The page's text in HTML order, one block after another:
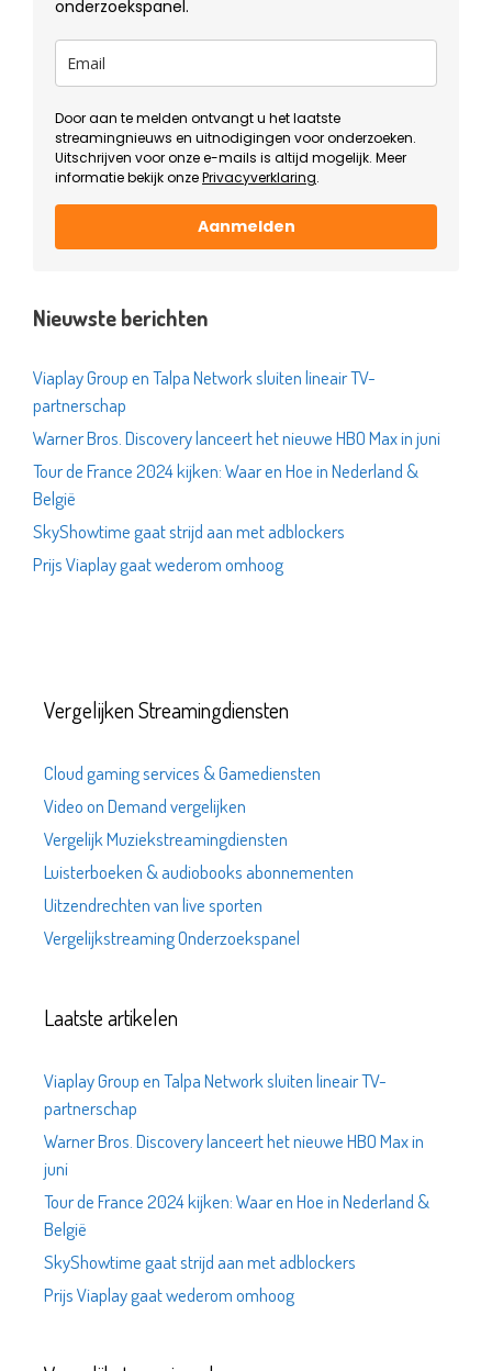
onderzoekspanel.
Door aan te melden ontvangt u het laatste
streamingnieuws en uitnodigingen voor onderzoeken.
Uitschrijven voor onze e-mails is altijd mogelijk. Meer
informatie bekijk onzePrivacyverklaring.
Aanmelden
Nieuwste berichten
Viaplay Group en Talpa Network sluiten lineair TV-
partnerschap
Warner Bros. Discovery lanceert het nieuwe HBO Max in juni
Tour de France 2024 kijken: Waar en Hoe in Nederland &
België
SkyShowtime gaat strijd aan met adblockers
Prijs Viaplay gaat wederom omhoog
Vergelijken Streamingdiensten
Cloud gaming services & Gamediensten
Video on Demand vergelijken
Vergelijk Muziekstreamingdiensten
Luisterboeken & audiobooks abonnementen
Uitzendrechten van live sporten
Vergelijkstreaming Onderzoekspanel
Laatste artikelen
Viaplay Group en Talpa Network sluiten lineair TV-
partnerschap
Warner Bros. Discovery lanceert het nieuwe HBO Max in
juni
Tour de France 2024 kijken: Waar en Hoe in Nederland &
België
SkyShowtime gaat strijd aan met adblockers
Prijs Viaplay gaat wederom omhoog